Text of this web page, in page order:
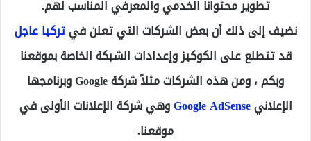
تطوير محتوانا الخدمي والمعرفي المناسب لهم.
نضيف إلى ذلك أن بعض الشركات التي تعلن فيتركيا عاجل
قد تتطلع على الكوكيز وإعدادات الشبكة الخاصة بموقعنا
وبكم ، ومن هذه الشركات مثلاً شركةGoogleوبرنامجها
الإعلانيGoogle AdSenseوهي شركة الإعلانات الأولى في
موقعنا.